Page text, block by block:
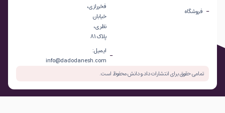
فروشگاه
فخررازی،
خیابان
نظری،
پلاک 81
ایمیل:
info@dadodanesh.com
تمامی حقوق برای انتشارات داد و دانش محفوظ است.